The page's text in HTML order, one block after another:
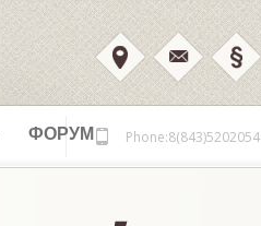
ФОРУМ Phone:8(843)5202054